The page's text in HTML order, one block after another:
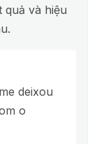
quả và hiệu
deixou
o